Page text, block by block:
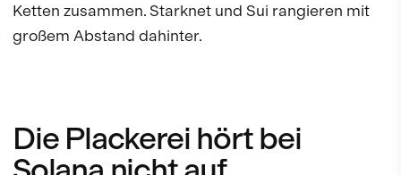
Ketten zusammen. Starknet und Sui rangieren mit
großem Abstand dahinter.
Die Plackerei hört bei